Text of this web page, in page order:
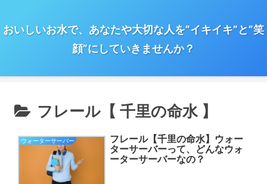
おいしいお水で、あなたや大切な人を”イキイキ”と”笑
顔”にしていきませんか？
フレール【 千里の命水 】
ウォーターサーバー
フレール【千里の命水】ウォー
ターサーバーって、どんなウォ
ーターサーバーなの？